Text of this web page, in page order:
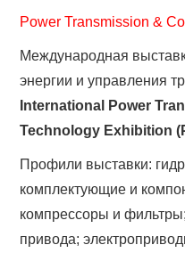
Power Transmission &
Международная
энергии и управления
International Power
Technology Exhibition
Профили выставки:
комплектующие и
компрессоры и
привода;